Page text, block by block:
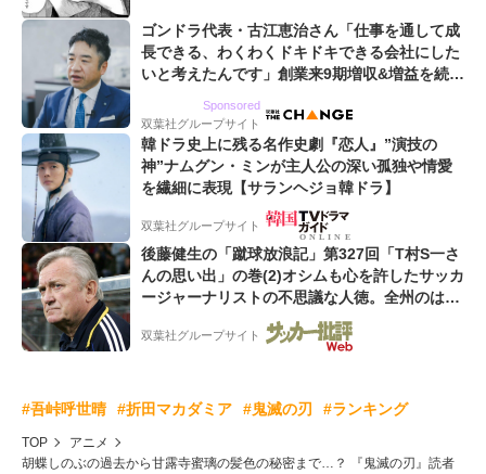
ゴンドラ代表・古江恵治さん「仕事を通して成
長できる、わくわくドキドキできる会社にした
いと考えたんです」創業来9期増収&増益を続け
Sponsored
双葉社グループサイト
韓ドラ史上に残る名作史劇『恋人』”演技の
神”ナムグン・ミンが主人公の深い孤独や情愛
を繊細に表現【サランヘジョ韓ドラ】
双葉社グループサイト
後藤健生の「蹴球放浪記」第327回「T村S一さ
んの思い出」の巻(2)オシムも心を許したサッカ
ージャーナリストの不思議な人徳。全州のはず
が原州へ? 愛すべき男の“大迷子”伝説
双葉社グループサイト
#吾峠呼世晴 #折田マカダミア #鬼滅の刃 #ランキング
TOP
アニメ
胡蝶しのぶの過去から甘露寺蜜璃の髪色の秘密まで…？ 『鬼滅の刃』読者